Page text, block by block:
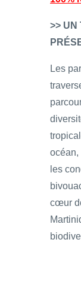
>> UN
Les
les
cœur